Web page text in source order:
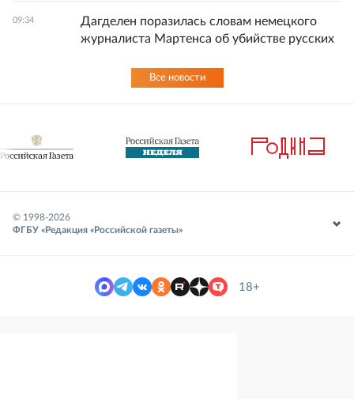
09:34
Дагделен поразилась словам немецкого
журналиста Мартенса об убийстве русских
Все новости
© 1998-2026
ФГБУ «Редакция «Российской газеты»
18+